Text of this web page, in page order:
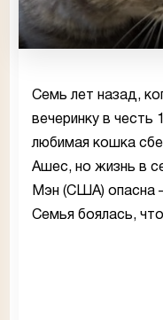
Семь лет назад,
вечеринку в честь
любимая кошка
Ашес, но жизнь в
Мэн (США) опасна
Семья боялась,